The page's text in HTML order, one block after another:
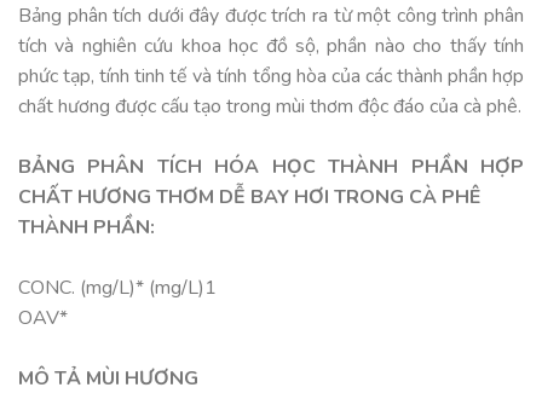
Bảng phân tích dưới đây được trích ra từ một công trình phân
tích và nghiên cứu khoa học đồ sộ, phần nào cho thấy tính
phức tạp, tính tinh tế và tính tổng hòa của các thành phần hợp
chất hương được cấu tạo trong mùi thơm độc đáo của cà phê.
BẢNG PHÂN TÍCH HÓA HỌC THÀNH PHẦN HỢP
CHẤT HƯƠNG THƠM DỄ BAY HƠI TRONG CÀ PHÊ
THÀNH PHẦN:
CONC. (mg/L)* (mg/L)1
OAV*
MÔ TẢ MÙI HƯƠNG